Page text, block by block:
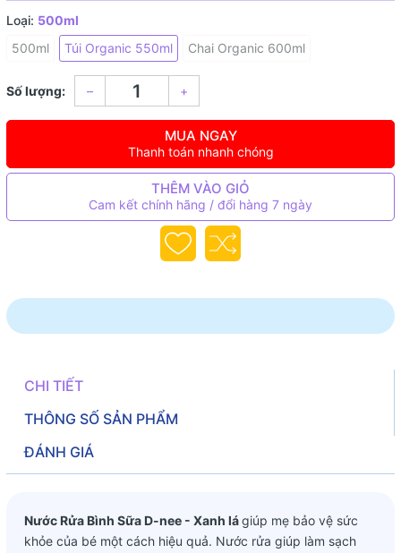
Loại: 500ml
500ml
Túi Organic 550ml Chai Organic 600ml
Số lượng: – +
MUA NGAY
Thanh toán nhanh chóng
THÊM VÀO GIỎ
Cam kết chính hãng / đổi hàng 7 ngày
CHI TIẾT
THÔNG SỐ SẢN PHẨM
ĐÁNH GIÁ
Nước Rửa Bình Sữa D-nee - Xanh lágiúp mẹ bảo vệ sức
khỏe của bé một cách hiệu quả. Nước rửa giúp làm sạch